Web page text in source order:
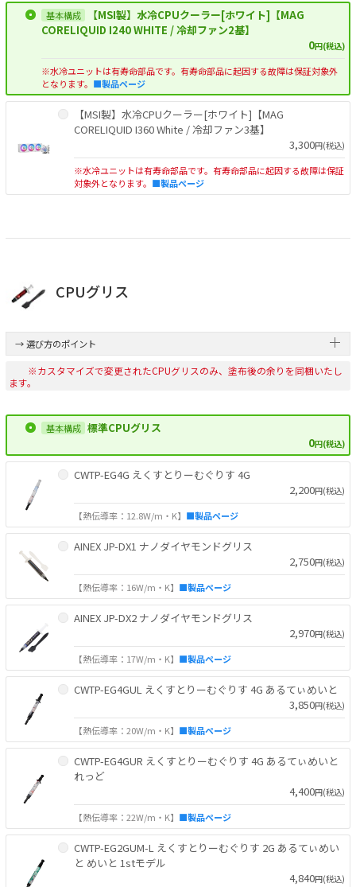
【MSI製】水冷CPUクーラー[ホワイト]【MAG
CORELIQUID I240 WHITE / 冷却ファン2基】
0円(税込)
※水冷ユニットは有寿命部品です。有寿命部品に起因する故障は保証対象外
となります。 ■製品ページ
【MSI製】水冷CPUクーラー[ホワイト]【MAG
CORELIQUID I360 White / 冷却ファン3基】
3,300円(税込)
※水冷ユニットは有寿命部品です。有寿命部品に起因する故障は保証
対象外となります。 ■製品ページ
CPUグリス
→ 選び方のポイント
※カスタマイズで変更されたCPUグリスのみ、塗布後の余りを同梱いたし
ます。
標準CPUグリス
0円(税込)
CWTP-EG4G えくすとりーむぐりす 4G
2,200円(税込)
【熱伝導率：12.8W/m・K】 ■製品ページ
AINEX JP-DX1 ナノダイヤモンドグリス
2,750円(税込)
【熱伝導率：16W/m・K】 ■製品ページ
AINEX JP-DX2 ナノダイヤモンドグリス
2,970円(税込)
【熱伝導率：17W/m・K】 ■製品ページ
CWTP-EG4GUL えくすとりーむぐりす 4G あるてぃめいと
3,850円(税込)
【熱伝導率：20W/m・K】 ■製品ページ
CWTP-EG4GUR えくすとりーむぐりす 4G あるてぃめいと
れっど
4,400円(税込)
【熱伝導率：22W/m・K】 ■製品ページ
CWTP-EG2GUM-L えくすとりーむぐりす 2G あるてぃめい
と めいと 1stモデル
4,840円(税込)